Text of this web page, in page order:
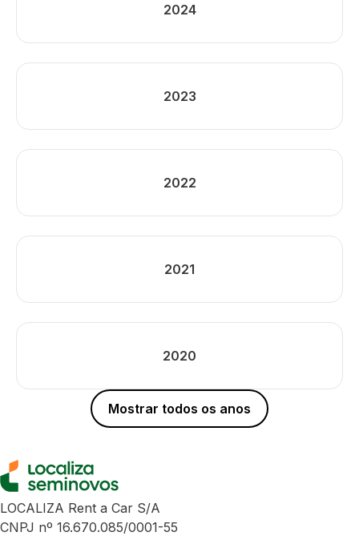
2024
2023
2022
2021
2020
Mostrar todos os anos
LOCALIZA Rent a Car S/A
CNPJ nº 16.670.085/0001-55